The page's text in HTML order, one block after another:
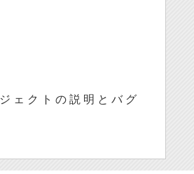
ェ ク ト の 説 明 と バ グ